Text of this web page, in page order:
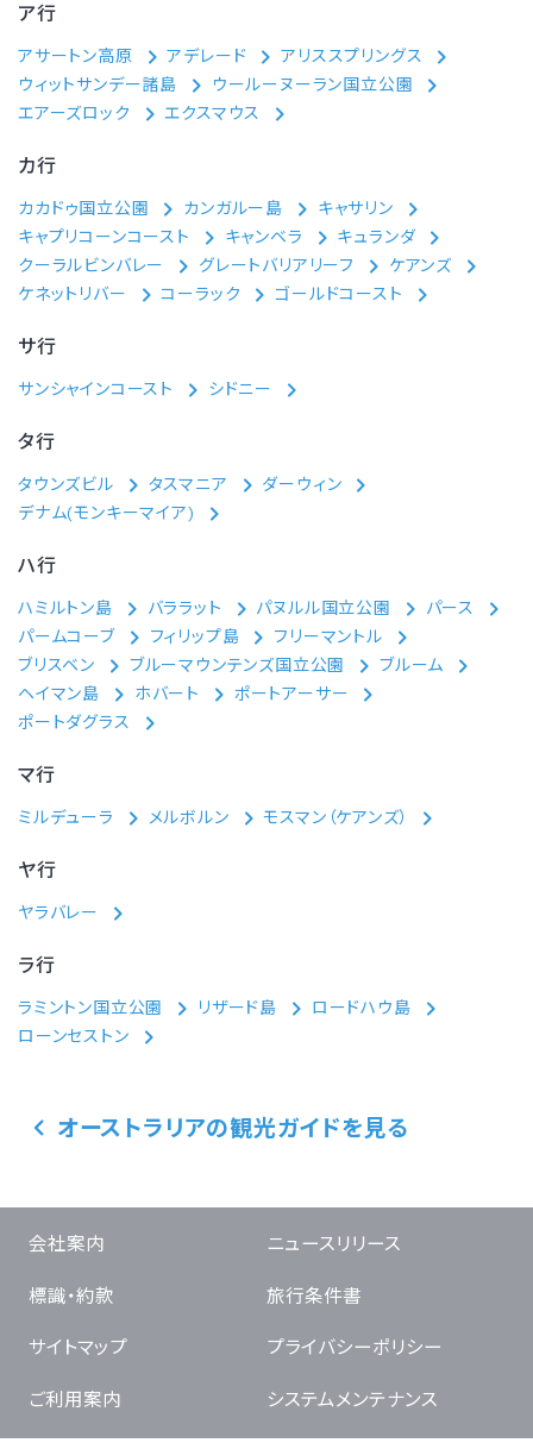
ア行
アサートン高原 アデレード
アリススプリングス
ウィットサンデー諸島
ウールーヌーラン国立公園
エアーズロック
エクスマウス
カ行
カカドゥ国立公園 カンガルー島
キャサリン
キャプリコーンコースト
キャンベラ
キュランダ
クーラルビンバレー
グレートバリアリーフ
ケアンズ
ケネットリバー
コーラック ゴールドコースト
サ行
サンシャインコースト シドニー
タ行
タウンズビル タスマニア
ダーウィン
デナム(モンキーマイア)
ハ行
ハミルトン島 バララット パヌルル国立公園
パース
パームコーブ
フィリップ島
フリーマントル
ブリスベン
ブルーマウンテンズ国立公園
ブルーム
ヘイマン島
ホバート
ポートアーサー
ポートダグラス
マ行
ミルデューラ メルボルン モスマン（ケアンズ）
ヤ行
ヤラバレー
ラ行
ラミントン国立公園 リザード島
ロードハウ島
ローンセストン
オーストラリアの観光ガイドを見る
会社案内 ニュースリリース
標識・約款 旅行条件書
サイトマップ プライバシーポリシー
ご利用案内 システムメンテナンス